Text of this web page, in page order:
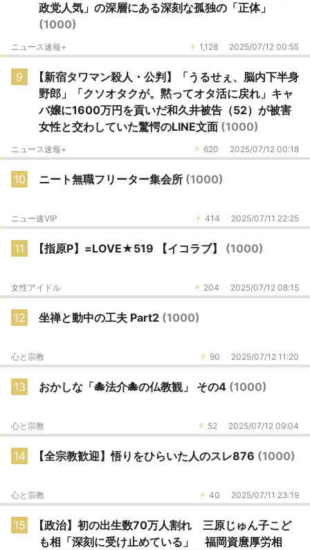
政党人気」の深層にある深刻な孤独の「正体」
(1000)
1,128 2025/07/12 00:55
ニュース速報+
9
【新宿タワマン殺人・公判】「うるせぇ、脳内下半身
野郎」「クソオタクが。黙ってオタ活に戻れ」キャ
バ嬢に1600万円を貢いだ和久井被告（52）が被害
女性と交わしていた驚愕のLINE文面 (1000)
620 2025/07/12 00:18
ニュース速報+
10 ニート無職フリーター集会所 (1000)
414 2025/07/11 22:25
ニュー速VIP
11 【指原P】=LOVE★519 【イコラブ】 (1000)
204 2025/07/12 08:15
女性アイドル
12 坐禅と動中の工夫 Part2 (1000)
90 2025/07/12 11:20
心と宗教
13 おかしな「🐙法介🐙の仏教観」 その4 (1000)
52 2025/07/12 09:04
心と宗教
14 【全宗教歓迎】悟りをひらいた人のスレ876 (1000)
40 2025/07/11 23:19
心と宗教
15
【政治】初の出生数70万人割れ 三原じゅん子こど
も相「深刻に受け止めている」 福岡資麿厚労相